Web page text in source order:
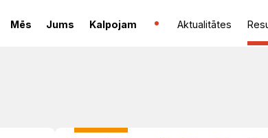
Mēs Jums Kalpojam Aktualitātes